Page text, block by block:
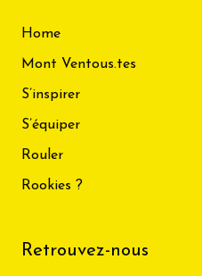
Home
Mont Ventous.tes
S’inspirer
S’équiper
Rouler
Rookies ?
Retrouvez-nous